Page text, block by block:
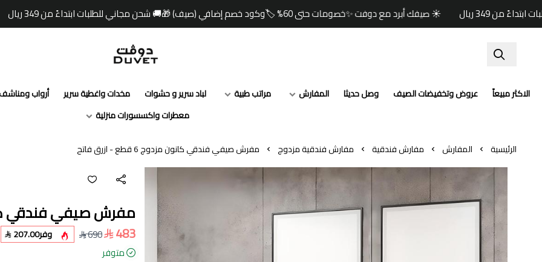
☀️ صيفك أبرد مع دوفت ✨خصومات حتى 60% 🏷️وكود خصم إضافي (صيف) 🎁🚚 شحن مجاني للطلبات ابتداءً من 349 ريال ☀️ صيفك أبرد مع
مفارش دوفت | DUVET
الاكثر مبيعاً عروض وتخفيضات الصيف وصل حديثا المفارش مراتب طبية لباد سرير و حشوات مخدات واغطية سرير أرواب
معطرات واكسسورات منزلية
الرئيسية المفارش مفارش فندقية مفارش فندقية مزدوج مفرش صيفي فندقي كانون مزدوج 6 قطع - ازرق فاتح
مفرش صيفي فندقي كانون
483
690 وفر207.00
متوفر